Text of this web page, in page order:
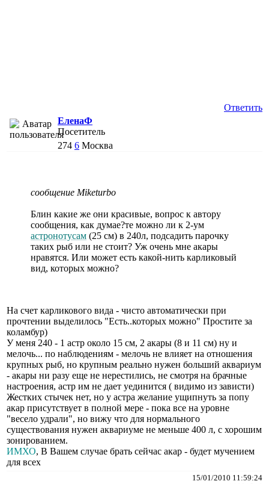
Ответить
ЕленаФ
Посетитель
274 6 Москва
сообщение Miketurbo
Блин какие же они красивые, вопрос к автору
сообщения, как думае?те можно ли к 2-ум
астронотусам (25 см) в 240л, подсадить парочку
таких рыб или не стоит? Уж очень мне акары
нравятся. Или может есть какой-нить карликовый
вид, которых можно?
На счет карликового вида - чисто автоматически при
прочтении выделилось "Есть..которых можно" Простите за
коламбур)
У меня 240 - 1 астр около 15 см, 2 акары (8 и 11 см) ну и
мелочь... по наблюдениям - мелочь не влияет на отношения
крупных рыб, но крупным реально нужен больший аквариум
- акары ни разу еще не нерестились, не смотря на брачные
настроения, астр им не дает уединится ( видимо из зависти)
Жестких стычек нет, но у астра желание ущипнуть за попу
акар присутствует в полной мере - пока все на уровне
"весело удрали", но вижу что для нормального
существования нужен аквариуме не меньше 400 л, с хорошим
зонированием.
ИМХО, В Вашем случае брать сейчас акар - будет мучением
для всех
15/01/2010 11:59:24